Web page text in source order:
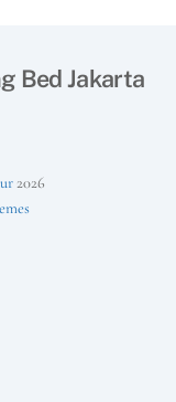
Bed Jakarta
2026